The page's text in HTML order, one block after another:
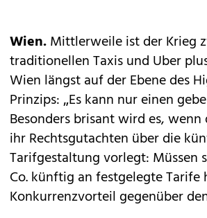
Wien.Mittlerweile ist der Krieg
traditionellen Taxis und Uber
Wien längst auf der Ebene des
Prinzips: „Es kann nur einen
Besonders brisant wird es,
ihr Rechtsgutachten über die
Tarifgestaltung vorlegt: Müssen
Co. künftig an festgelegte
Konkurrenzvorteil gegenüber